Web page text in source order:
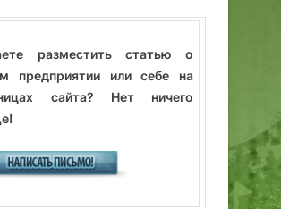
разместить статью о
предприятии или себе на
сайта? Нет ничего